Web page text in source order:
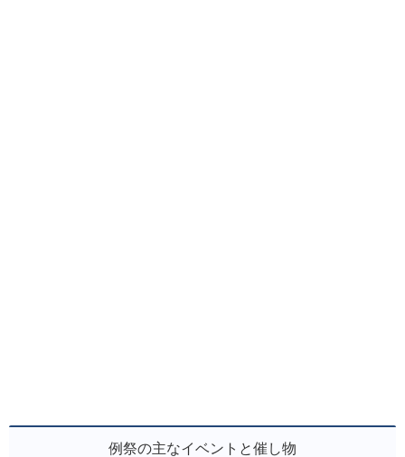
例祭の主なイベントと催し物